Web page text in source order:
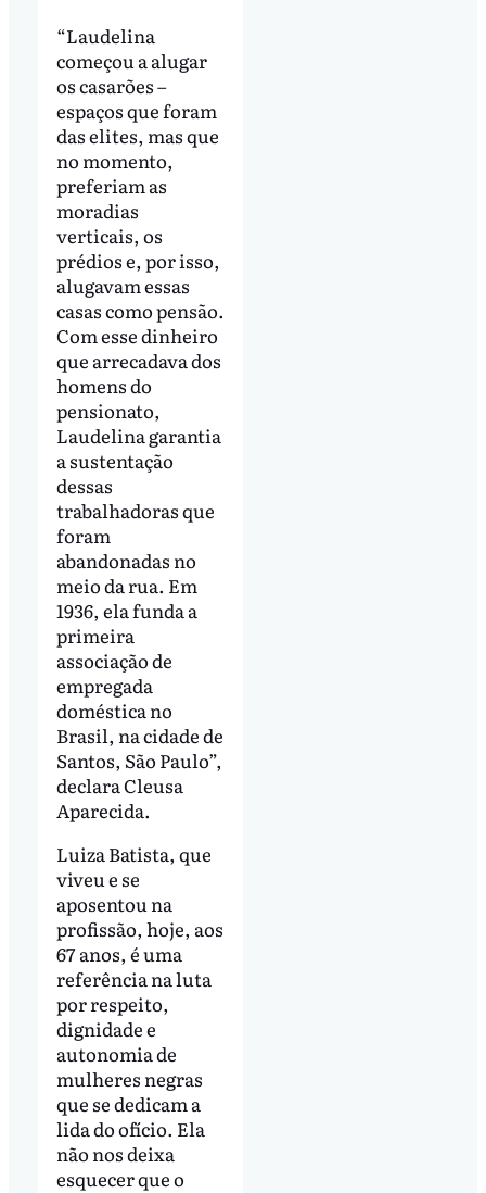
“Laudelina
começou a alugar
os casarões –
espaços que foram
das elites, mas que
no momento,
preferiam as
moradias
verticais, os
prédios e, por isso,
alugavam essas
casas como pensão.
Com esse dinheiro
que arrecadava dos
homens do
pensionato,
Laudelina garantia
a sustentação
dessas
trabalhadoras que
foram
abandonadas no
meio da rua. Em
1936, ela funda a
primeira
associação de
empregada
doméstica no
Brasil, na cidade de
Santos, São Paulo”,
declara Cleusa
Aparecida.
Luiza Batista, que
viveu e se
aposentou na
profissão, hoje, aos
67 anos, é uma
referência na luta
por respeito,
dignidade e
autonomia de
mulheres negras
que se dedicam a
lida do ofício. Ela
não nos deixa
esquecer que o